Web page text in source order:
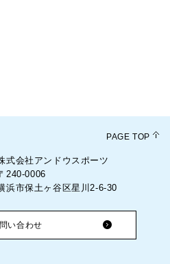
PAGE TOP
式会社アンドウスポーツ
240-0006
浜市保土ヶ谷区星川2-6-30
い合わせ